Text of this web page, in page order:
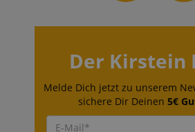
Der Kirstein
Melde Dich jetzt zu unserem
sichere Dir Deinen 5€